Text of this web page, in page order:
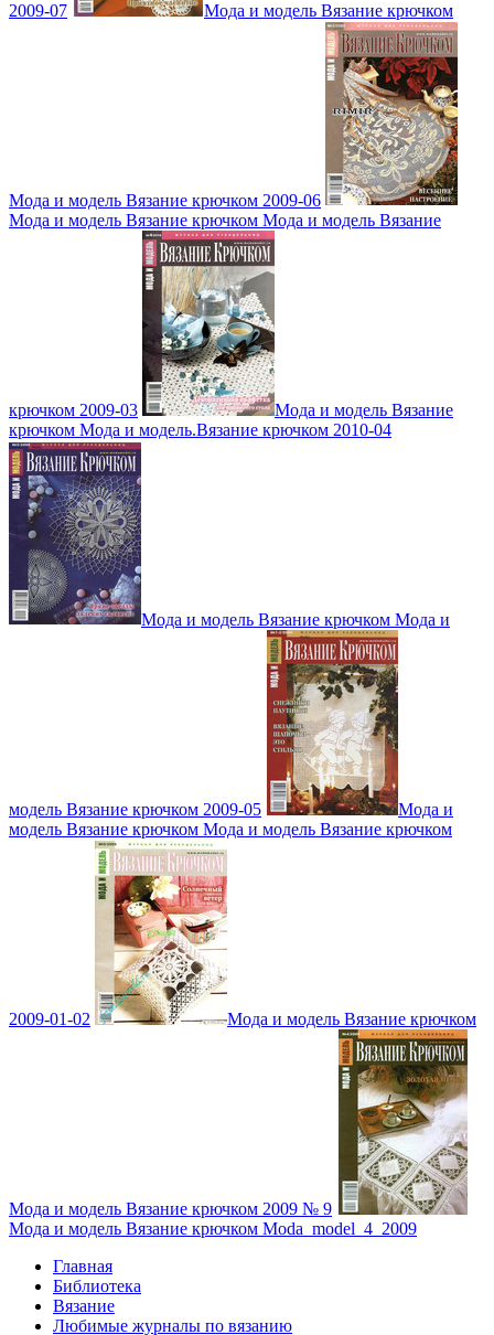
2009-07 Мода и модель Вязание крючком
Мода и модель Вязание крючком 2009-06
Мода и модель Вязание крючком Мода и модель Вязание
крючком 2009-03
Мода и модель Вязание
крючком Мода и модель.Вязание крючком 2010-04
Мода и модель Вязание крючком Мода и
модель Вязание крючком 2009-05
Мода и
модель Вязание крючком Мода и модель Вязание крючком
2009-01-02 Мода и модель Вязание крючком
Мода и модель Вязание крючком 2009 № 9
Мода и модель Вязание крючком Moda_model_4_2009
Главная
Библиотека
Вязание
Любимые журналы по вязанию